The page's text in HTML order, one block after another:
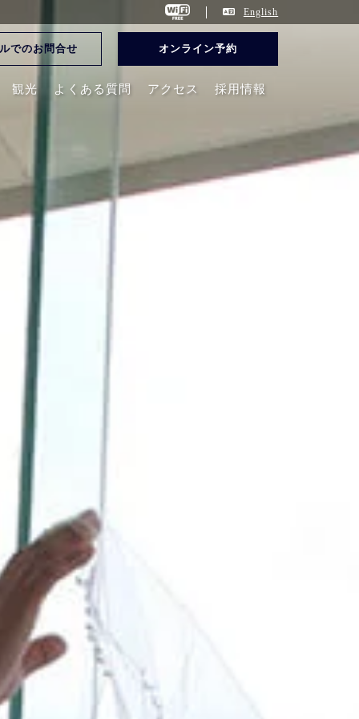
English
でのお問合せ オンライン予約
観光 よくある質問 アクセス 採用情報